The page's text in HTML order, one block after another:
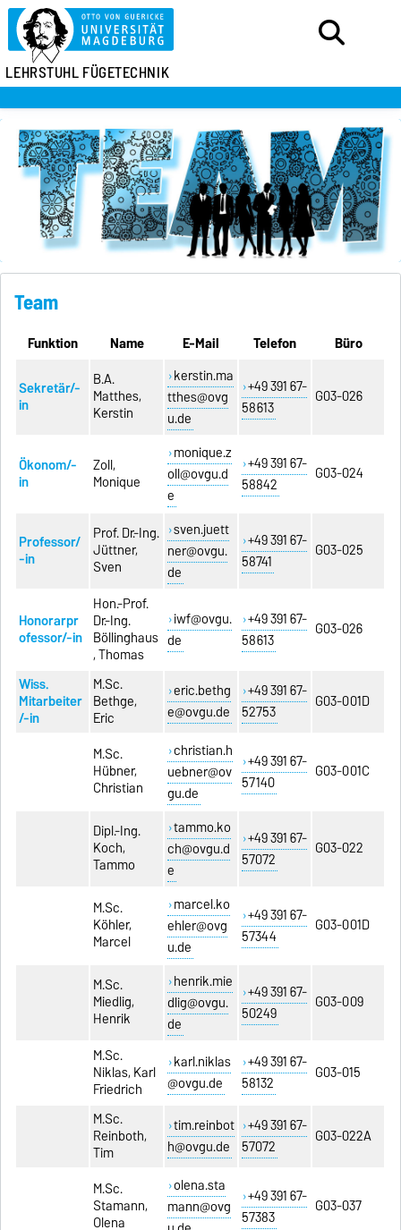
LEHRSTUHL FÜGETECHNIK
Team
Funktion Name E-Mail Telefon Büro
Sekretär/-
in
B.A.
Matthes,
Kerstin
kerstin.ma
tthes@ovg
u.de
+49 391 67-
58613
G03-026
Ökonom/-
in
Zoll,
Monique
monique.z
oll@ovgu.d
e
+49 391 67-
58842
G03-024
Professor/
-in
Prof. Dr.-Ing.
Jüttner,
Sven
sven.juett
ner@ovgu.
de
+49 391 67-
58741
G03-025
Honorarpr
ofessor/-in
Hon.-Prof.
Dr.-Ing.
Böllinghaus
, Thomas
iwf@ovgu.
de
+49 391 67-
58613
G03-026
Wiss.
Mitarbeiter
/-in
M.Sc.
Bethge,
Eric
eric.bethg
e@ovgu.de
+49 391 67-
52753
G03-001D
M.Sc.
Hübner,
Christian
christian.h
uebner@ov
gu.de
+49 391 67-
57140
G03-001C
Dipl.-Ing.
Koch,
Tammo
tammo.ko
ch@ovgu.d
e
+49 391 67-
57072
G03-022
M.Sc.
Köhler,
Marcel
marcel.ko
ehler@ovg
u.de
+49 391 67-
57344
G03-001D
M.Sc.
Miedlig,
Henrik
henrik.mie
dlig@ovgu.
de
+49 391 67-
50249
G03-009
M.Sc.
Niklas, Karl
Friedrich
karl.niklas
@ovgu.de
+49 391 67-
58132
G03-015
M.Sc.
Reinboth,
Tim
tim.reinbot
h@ovgu.de
+49 391 67-
57072
G03-022A
M.Sc.
Stamann,
Olena
olena.sta
mann@ovg
+49 391 67-
57383
G03-037